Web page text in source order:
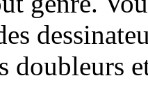
doubleurs